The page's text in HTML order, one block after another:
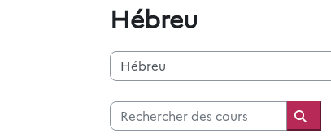
Hébreu
Catégories de cours
Rechercher des cours